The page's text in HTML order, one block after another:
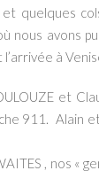
quelques
avons
à
et
911. Alain
, nos